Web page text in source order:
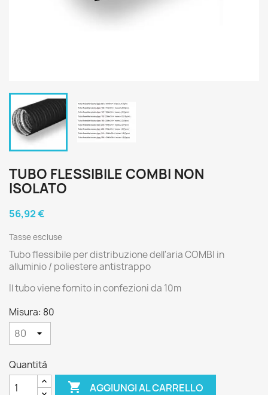
TUBO FLESSIBILE COMBI NON
ISOLATO
56,92 €
Tasse escluse
Tubo flessibile per distribuzione dell'aria COMBI in
alluminio / poliestere antistrappo
Il tubo viene fornito in confezioni da 10m
Misura: 80
Quantità
 AGGIUNGI AL CARRELLO